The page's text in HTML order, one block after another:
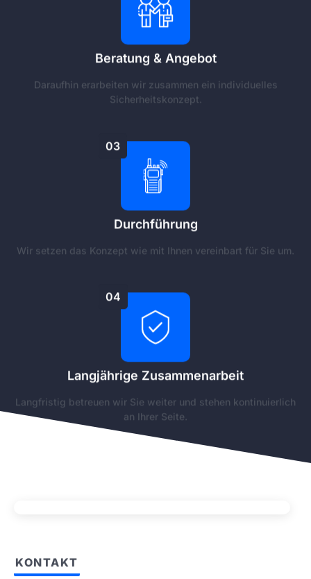
Beratung & Angebot
Daraufhin erarbeiten wir zusammen ein individuelles
Sicherheitskonzept.
03
Durchführung
Wir setzen das Konzept wie mit Ihnen vereinbart für Sie um.
04
Langjährige Zusammenarbeit
Langfristig betreuen wir Sie weiter und stehen kontinuierlich
an Ihrer Seite.
KONTAKT